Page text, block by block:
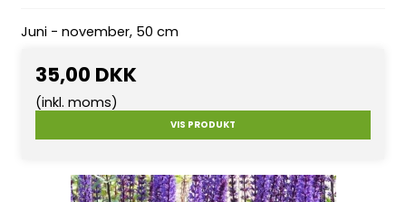
Juni - november, 50 cm
35,00 DKK
(inkl. moms)
VIS PRODUKT